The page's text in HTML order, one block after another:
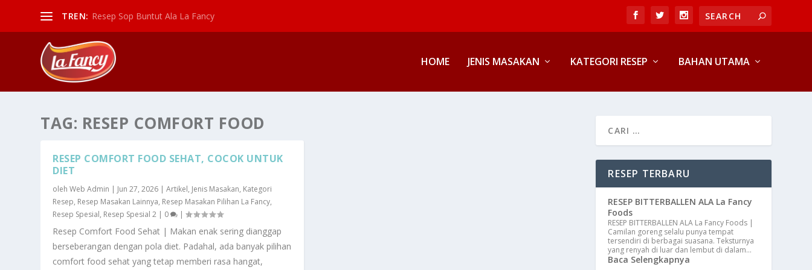
TREN: Resep Sop Buntut Ala La Fancy
HOME JENIS MASAKAN KATEGORI RESEP BAHAN UTAMA
TAG: RESEP COMFORT FOOD
RESEP COMFORT FOOD SEHAT, COCOK UNTUK
DIET
olehWeb Admin | Jun 27, 2026 |Artikel, Jenis Masakan, Kategori
Resep, Resep Masakan Lainnya, Resep Masakan Pilihan La Fancy,
Resep Spesial, Resep Spesial 2 | 0 |
Resep Comfort Food Sehat | Makan enak sering dianggap
berseberangan dengan pola diet. Padahal, ada banyak pilihan
comfort food sehat yang tetap memberi rasa hangat,
RESEP TERBARU
RESEP BITTERBALLEN ALA La Fancy
Foods
RESEP BITTERBALLEN ALA La Fancy Foods |
Camilan goreng selalu punya tempat
tersendiri di berbagai suasana. Teksturnya
yang renyah di luar dan lembut di dalam…
Baca Selengkapnya